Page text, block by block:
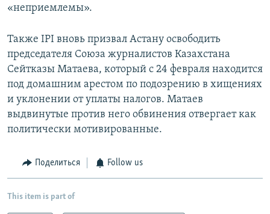
«неприемлемы».
Также IPI вновь призвал Астану освободить
председателя Союза журналистов Казахстана
Сейтказы Матаева, который с 24 февраля находится
под домашним арестом по подозрению в хищениях
и уклонении от уплаты налогов. Матаев
выдвинутые против него обвинения отвергает как
политически мотивированные.
Поделиться Follow us
This item is part of